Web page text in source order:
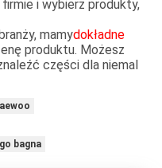
i wybierz produkty,
mamydokładne
produktu. Możesz
części dla niemal
bagna